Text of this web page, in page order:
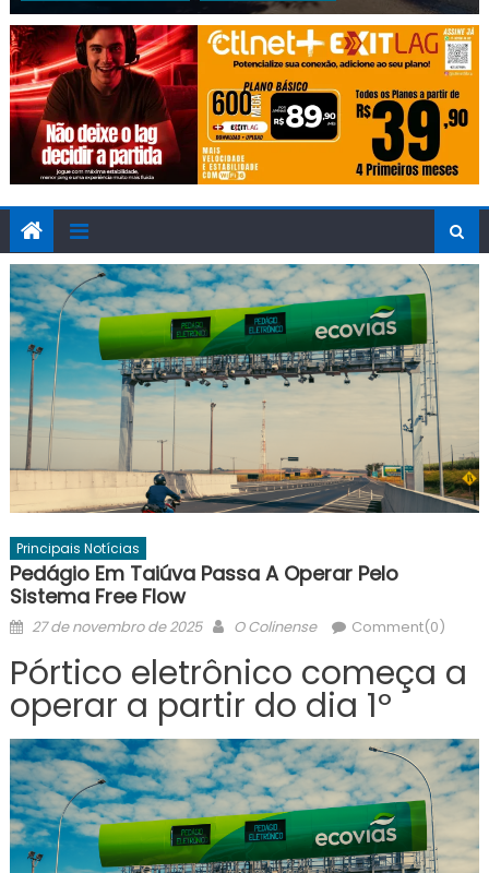
Principais Notícias
Pedágio Em Taiúva Passa A Operar Pelo
Sistema Free Flow
Posted
27 de novembro de 2025 Author
O Colinense Comment(0)
Pórtico eletrônico começa a
operar a partir do dia 1º